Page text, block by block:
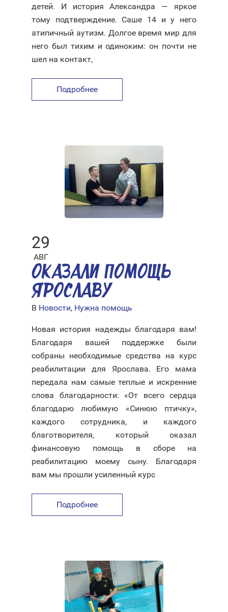
детей. И история Александра — яркое
тому подтверждение. Саше 14 и у него
атипичный аутизм. Долгое время мир для
него был тихим и одиноким: он почти не
шел на контакт,
Подробнее
29
АВГ
ОКАЗАЛИ ПОМОЩЬ
ЯРОСЛАВУ
В Новости, Нужна помощь
Новая история надежды благодаря вам!
Благодаря вашей поддержке были
собраны необходимые средства на курс
реабилитации для Ярослава. Его мама
передала нам самые теплые и искренние
слова благодарности: «От всего сердца
благодарю любимую «Синюю птичку»,
каждого сотрудника, и каждого
благотворителя, который оказал
финансовую помощь в сборе на
реабилитацию моему сыну. Благодаря
вам мы прошли усиленный курс
Подробнее